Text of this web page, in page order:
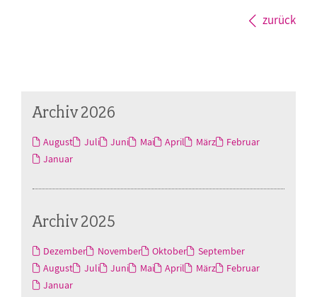
zurück
Archiv 2026
August Juli Juni Mai April März
Februar
Januar
Archiv 2025
Dezember November Oktober
September
August
Juli Juni Mai April März
Februar
Januar